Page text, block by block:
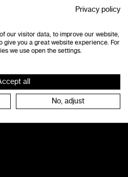
Privacy policy
our visitor data, to improve our website,
give you a great website experience. For
we use open the settings.
all
No, adjust